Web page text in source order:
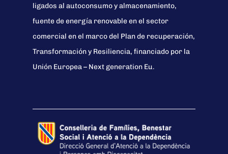
ligados al autoconsumo y almacenamiento,
fuente de energía renovable en el sector
comercial en el marco del Plan de recuperación,
Transformación y Resiliencia, financiado por la
Unión Europea – Next generation Eu.